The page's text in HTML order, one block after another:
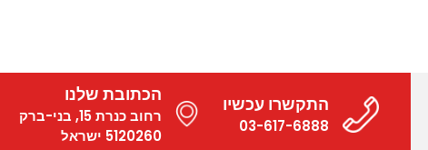
התקשרו עכשיו
03-617-6888
הכתובת שלנו
רחוב כנרת 15, בני-ברק
5120260 ישראל